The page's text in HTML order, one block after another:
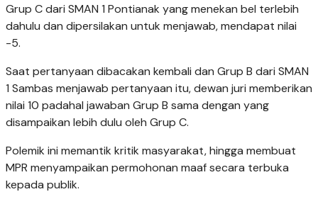
Grup C dari SMAN 1 Pontianak yang menekan bel terlebih
dahulu dan dipersilakan untuk menjawab, mendapat nilai
-5.
Saat pertanyaan dibacakan kembali dan Grup B dari SMAN
1 Sambas menjawab pertanyaan itu, dewan juri memberikan
nilai 10 padahal jawaban Grup B sama dengan yang
disampaikan lebih dulu oleh Grup C.
Polemik ini memantik kritik masyarakat, hingga membuat
MPR menyampaikan permohonan maaf secara terbuka
kepada publik.